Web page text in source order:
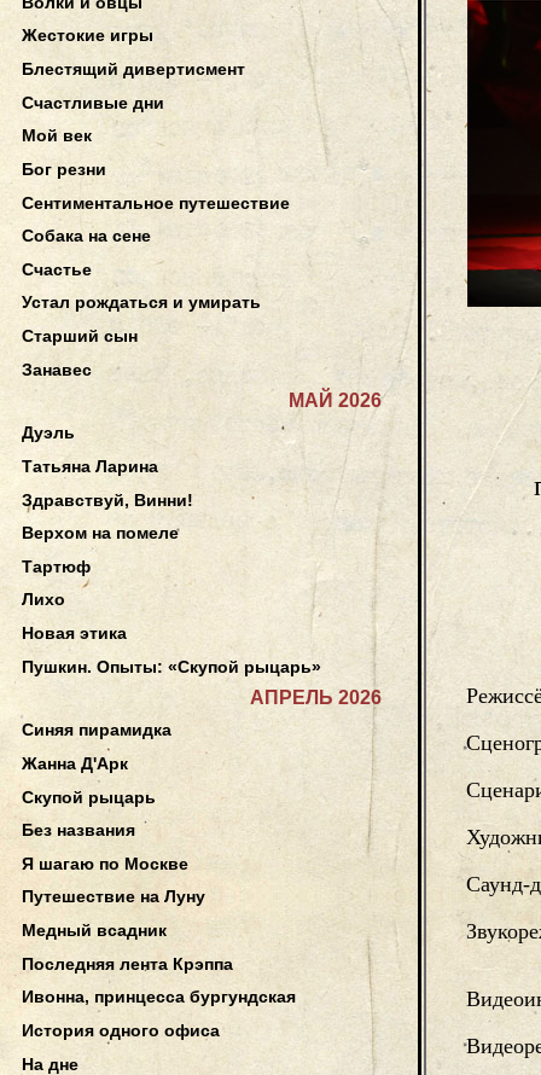
Саунд-
Жестокие игры
Блестящий дивертисмент
Счастливые дни
Мой век
Бог резни
Сентиментальное путешествие
Собака на сене
Счастье
Устал рождаться и умирать
Старший сын
Занавес
МАЙ 2026
Дуэль
Татьяна Ларина
Здравствуй, Винни!
Верхом на помеле
Тартюф
Лихо
Новая этика
Пушкин. Опыты: «Скупой рыцарь»
АПРЕЛЬ 2026
Синяя пирамидка
Жанна Д'Арк
Скупой рыцарь
Без названия
Я шагаю по Москве
Путешествие на Луну
Медный всадник
Последняя лента Крэппа
Ивонна, принцесса бургундская
История одного офиса
На дне